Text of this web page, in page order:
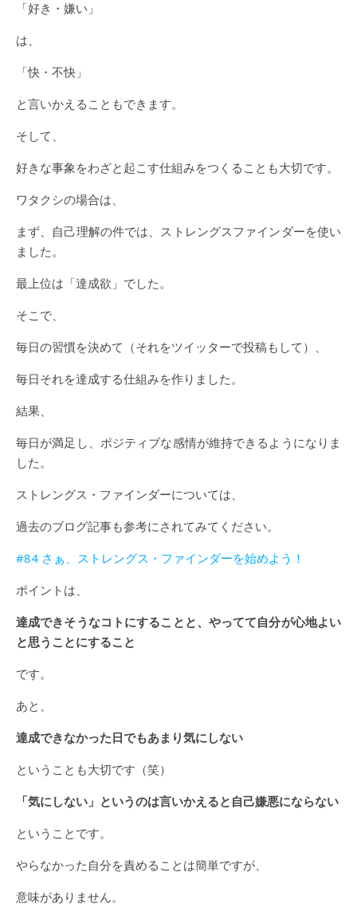
「好き・嫌い」
は、
「快・不快」
と言いかえることもできます。
そして、
好きな事象をわざと起こす仕組みをつくることも大切です。
ワタクシの場合は、
まず、自己理解の件では、ストレングスファインダーを使い
ました。
最上位は「達成欲」でした。
そこで、
毎日の習慣を決めて（それをツイッターで投稿もして）、
毎日それを達成する仕組みを作りました。
結果、
毎日が満足し、ポジティブな感情が維持できるようになりま
した。
ストレングス・ファインダーについては、
過去のブログ記事も参考にされてみてください。
#84 さぁ、ストレングス・ファインダーを始めよう！
ポイントは、
達成できそうなコトにすることと、やってて自分が心地よい
と思うことにすること
です。
あと、
達成できなかった日でもあまり気にしない
ということも大切です（笑）
「気にしない」というのは言いかえると自己嫌悪にならない
ということです。
やらなかった自分を責めることは簡単ですが、
意味がありません。